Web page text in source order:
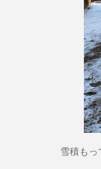
雪積もっ